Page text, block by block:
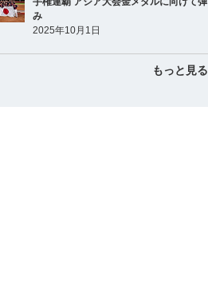
み
2025年10月1日
もっと見る